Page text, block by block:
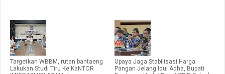
Targetkan WBBM, rutan bantaeng
Lakukan Studi Tiru Ke KaNTOR
Upaya Jaga Stabilisasi Harga
Pangan Jelang Idul Adha, Bupati